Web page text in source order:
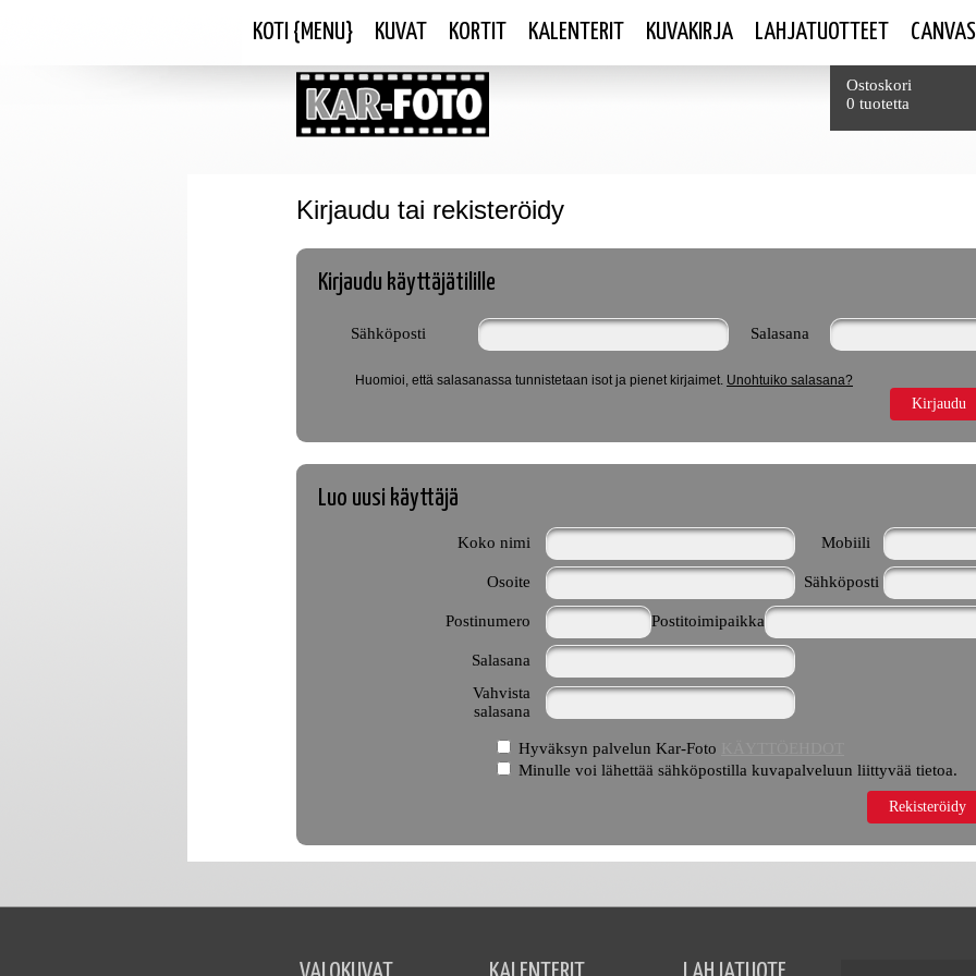
KOTI {MENU} KUVAT KORTIT KALENTERIT KUVAKIRJA LAHJATUOTTEET CANVAS
Yhteensä
Ostoskori
0 tuotetta
Kirjaudu tai rekisteröidy
Kirjaudu käyttäjätilille
Sähköposti Salasana
Huomioi, että salasanassa tunnistetaan isot ja pienet kirjaimet. Unohtuiko salasana?
Kirjaudu
Luo uusi käyttäjä
Koko nimi Mobiili
Osoite Sähköposti
Postinumero Postitoimipaikka
Salasana
Vahvista
salasana
Hyväksyn palvelun Kar-Foto
Minulle voi lähettää sähköpostilla kuvapalveluun liittyvää tietoa.
Rekisteröidy